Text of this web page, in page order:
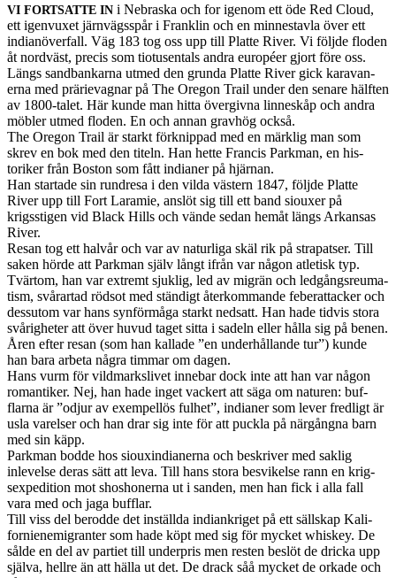
VI FORTSATTE IN i Nebraska och for igenom ett öde Red Cloud,
ett igen­vuxet järn­vägsspår i Franklin och en minnes­tavla över ett
indi­anöver­fall. Väg 183 tog oss upp till Platte River. Vi följde flo­den
åt nord­väst, pre­cis som tio­tusen­tals andra européer gjort före oss.
Längs sand­bankarna utmed den grunda Platte River gick kar­a­van­
erna med prärievagnar på The Ore­gon Trail under den senare hälften
av 1800-talet. Här kunde man hitta över­givna lin­neskåp och andra
möbler utmed flo­den. En och annan gravhög också.
The Ore­gon Trail är starkt förknip­pad med en märk­lig man som
skrev en bok med den titeln. Han hette Fran­cis Park­man, en his­
toriker från Boston som fått indi­aner på hjär­nan.
Han star­tade sin run­dresa i den vilda västern 1847, följde Platte
River upp till Fort Laramie, anslöt sig till ett band siouxer på
krigssti­gen vid Black Hills och vände sedan hemåt längs Arkansas
River.
Resan tog ett halvår och var av naturliga skäl rik på stra­p­atser. Till
saken hörde att Park­man själv långt ifrån var någon atletisk typ.
Tvär­tom, han var extremt sjuk­lig, led av migrän och ledgångsreuma­
tism, svårar­tad röd­sot med ständigt återkom­mande feber­at­tacker och
dessu­tom var hans syn­för­måga starkt ned­satt. Han hade tid­vis stora
svårigheter att över huvud taget sitta i sadeln eller hålla sig på benen.
Åren efter resan (som han kallade ”en under­hål­lande tur”) kunde
han bara arbeta några tim­mar om dagen.
Hans vurm för vild­mark­slivet innebar dock inte att han var någon
roman­tiker. Nej, han hade inget vack­ert att säga om naturen: buf­
flarna är ”odjur av exem­pel­lös ful­het”, indi­aner som lever fredligt är
usla varelser och han drar sig inte för att puckla på närgångna barn
med sin käpp.
Park­man bodde hos siouxin­di­an­erna och beskriver med sak­lig
inlevelse deras sätt att leva. Till hans stora besvikelse rann en krig­
sex­pe­di­tion mot shoshon­erna ut i sanden, men han fick i alla fall
vara med och jaga buf­flar.
Till viss del berodde det inställda indi­ankriget på ett säll­skap Kali­
forniene­m­i­granter som hade köpt med sig för mycket whiskey. De
sålde en del av par­tiet till under­pris men resten beslöt de dricka upp
själva, hellre än att hälla ut det. De drack såå mycket de orkade och